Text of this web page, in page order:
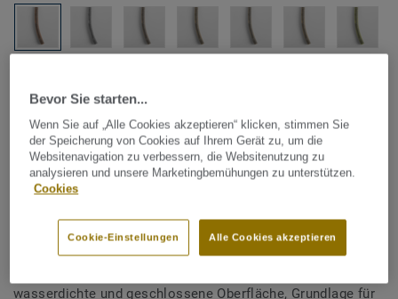
Tarkett Zubehör Komplettsortiment|Schweißschnüre
Schweißschnur für PVC-Böden
- Multicolour LIGHT
TERRACOTTA 0268
Schweißschnüre werden zur thermischen Verschweißung
wasserdichte und geschlossene Oberfläche, Grundlage für
Bevor Sie starten...
Wenn Sie auf „Alle Cookies akzeptieren“ klicken, stimmen Sie
der Speicherung von Cookies auf Ihrem Gerät zu, um die
Websitenavigation zu verbessern, die Websitenutzung zu
analysieren und unsere Marketingbemühungen zu unterstützen.
Cookies
Alle Cookies akzeptieren
Cookie-Einstellungen